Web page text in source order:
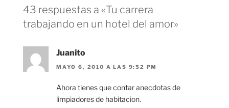
43 respuestas a «Tu carrera
trabajando en un hotel del amor»
Juanito
MAYO 6, 2010 A LAS 9:52 PM
Ahora tienes que contar anecdotas de
limpiadores de habitacion.